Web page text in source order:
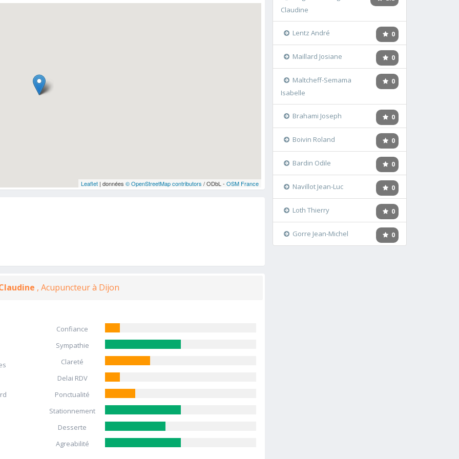
Leaflet| données © OpenStreetMap contributors / ODbL - OSM France
, Acupuncteur à Dijon
Confiance
Sympathie
Clareté
Delai RDV
Ponctualité
Stationnement
Desserte
Agreabilité
Claudine
0
Lentz André
0
Maillard Josiane
0
Maltcheff-Semama
Isabelle
0
Brahami Joseph
0
Boivin Roland
0
Bardin Odile
0
Navillot Jean-Luc
0
Loth Thierry
0
Gorre Jean-Michel